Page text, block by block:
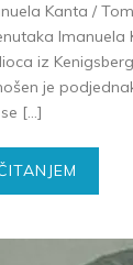
Kanta /
iz
je
[…]